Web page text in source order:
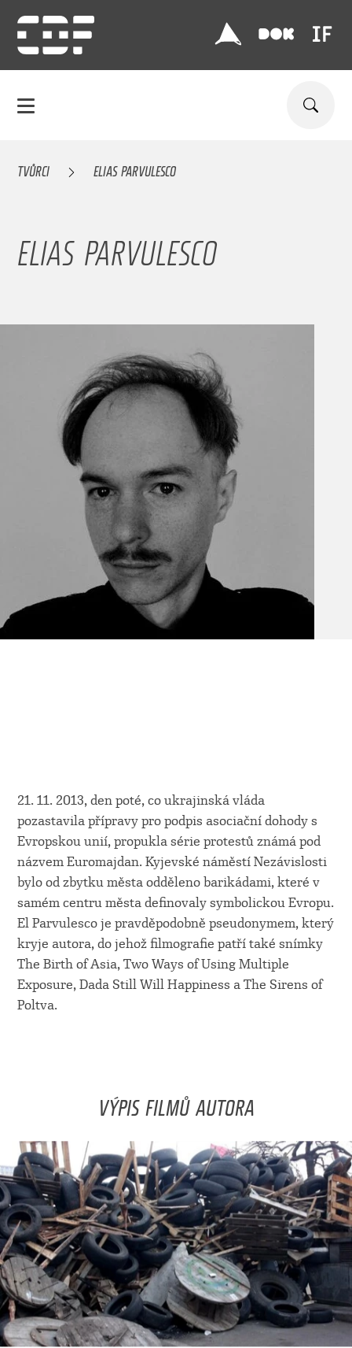
TVŮRCI ELIAS PARVULESCO
ELIAS PARVULESCO
21. 11. 2013, den poté, co ukrajinská vláda
pozastavila přípravy pro podpis asociační dohody s
Evropskou unií, propukla série protestů známá pod
názvem Euromajdan. Kyjevské náměstí Nezávislosti
bylo od zbytku města odděleno barikádami, které v
samém centru města definovaly symbolickou Evropu.
El Parvulesco je pravděpodobně pseudonymem, který
kryje autora, do jehož filmografie patří také snímky
The Birth of Asia, Two Ways of Using Multiple
Exposure, Dada Still Will Happiness a The Sirens of
Poltva.
VÝPIS FILMŮ AUTORA